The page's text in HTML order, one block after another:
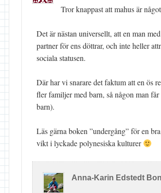
Tror knappast att mahus är
Det är nästan universellt, att en man
partner för ens döttrar, och inte heller
sociala statusen.
Där har vi snarare det faktum att en ös
fler familjer med barn, så någon man
barn).
Läs gärna boken ”undergång” för en
vikt i lyckade polynesiska kulturer
Anna-Karin Edstedt